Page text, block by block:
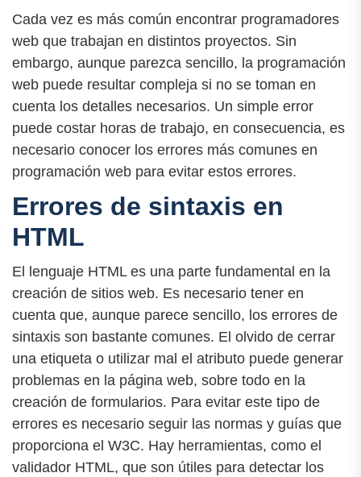
Cada vez es más común encontrar programadores
web que trabajan en distintos proyectos. Sin
embargo, aunque parezca sencillo, la programación
web puede resultar compleja si no se toman en
cuenta los detalles necesarios. Un simple error
puede costar horas de trabajo, en consecuencia, es
necesario conocer los errores más comunes en
programación web para evitar estos errores.
Errores de sintaxis en
HTML
El lenguaje HTML es una parte fundamental en la
creación de sitios web. Es necesario tener en
cuenta que, aunque parece sencillo, los errores de
sintaxis son bastante comunes. El olvido de cerrar
una etiqueta o utilizar mal el atributo puede generar
problemas en la página web, sobre todo en la
creación de formularios. Para evitar este tipo de
errores es necesario seguir las normas y guías que
proporciona el W3C. Hay herramientas, como el
validador HTML, que son útiles para detectar los